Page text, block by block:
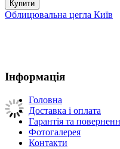
Купити
Облицювальна цегла Київ
Інформація
Головна
Доставка і оплата
Гарантія та
Фотогалерея
Контакти